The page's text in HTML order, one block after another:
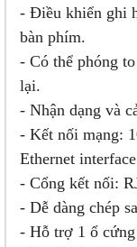
- Điều khiển ghi
bàn phím.
- Có thể phóng
lại.
- Nhận dạng và
- Kết nối mạng:
Ethernet
- Cổng kết nối:
- Dễ dàng chép
- Hỗ trợ 1 ổ